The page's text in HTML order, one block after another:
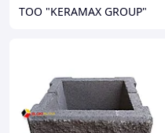
ТОО "KERAMAX GROUP"